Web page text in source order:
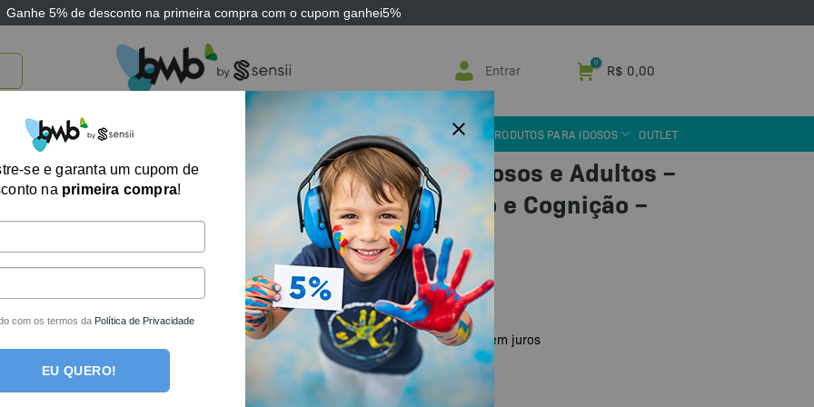
Ganhe 5% de desconto na primeira compra com o cupom ganhei5%
Entrar R$ 0,00
BRINQUEDOS E JOGOS ARK THERAPEUTIC SENSII TECNOLOGIA ASSISTIVA PRODUTOS PARA IDOSOS OUTLET
Jogo dos Palitos para Idosos e Adultos –
Estimula a concentração e Cognição –
R$73,06 no boleto ou PIX
R$ 76,90 em até1x deR$76,90sem juros
Em estoque
se e garanta um cupom de
na primeira compra!
com os termos da Política de Privacidade
EU QUERO!